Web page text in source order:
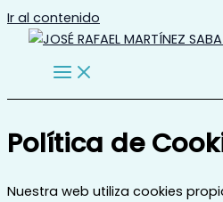
Ir al contenido
Política de
Nuestra web utiliza cookies